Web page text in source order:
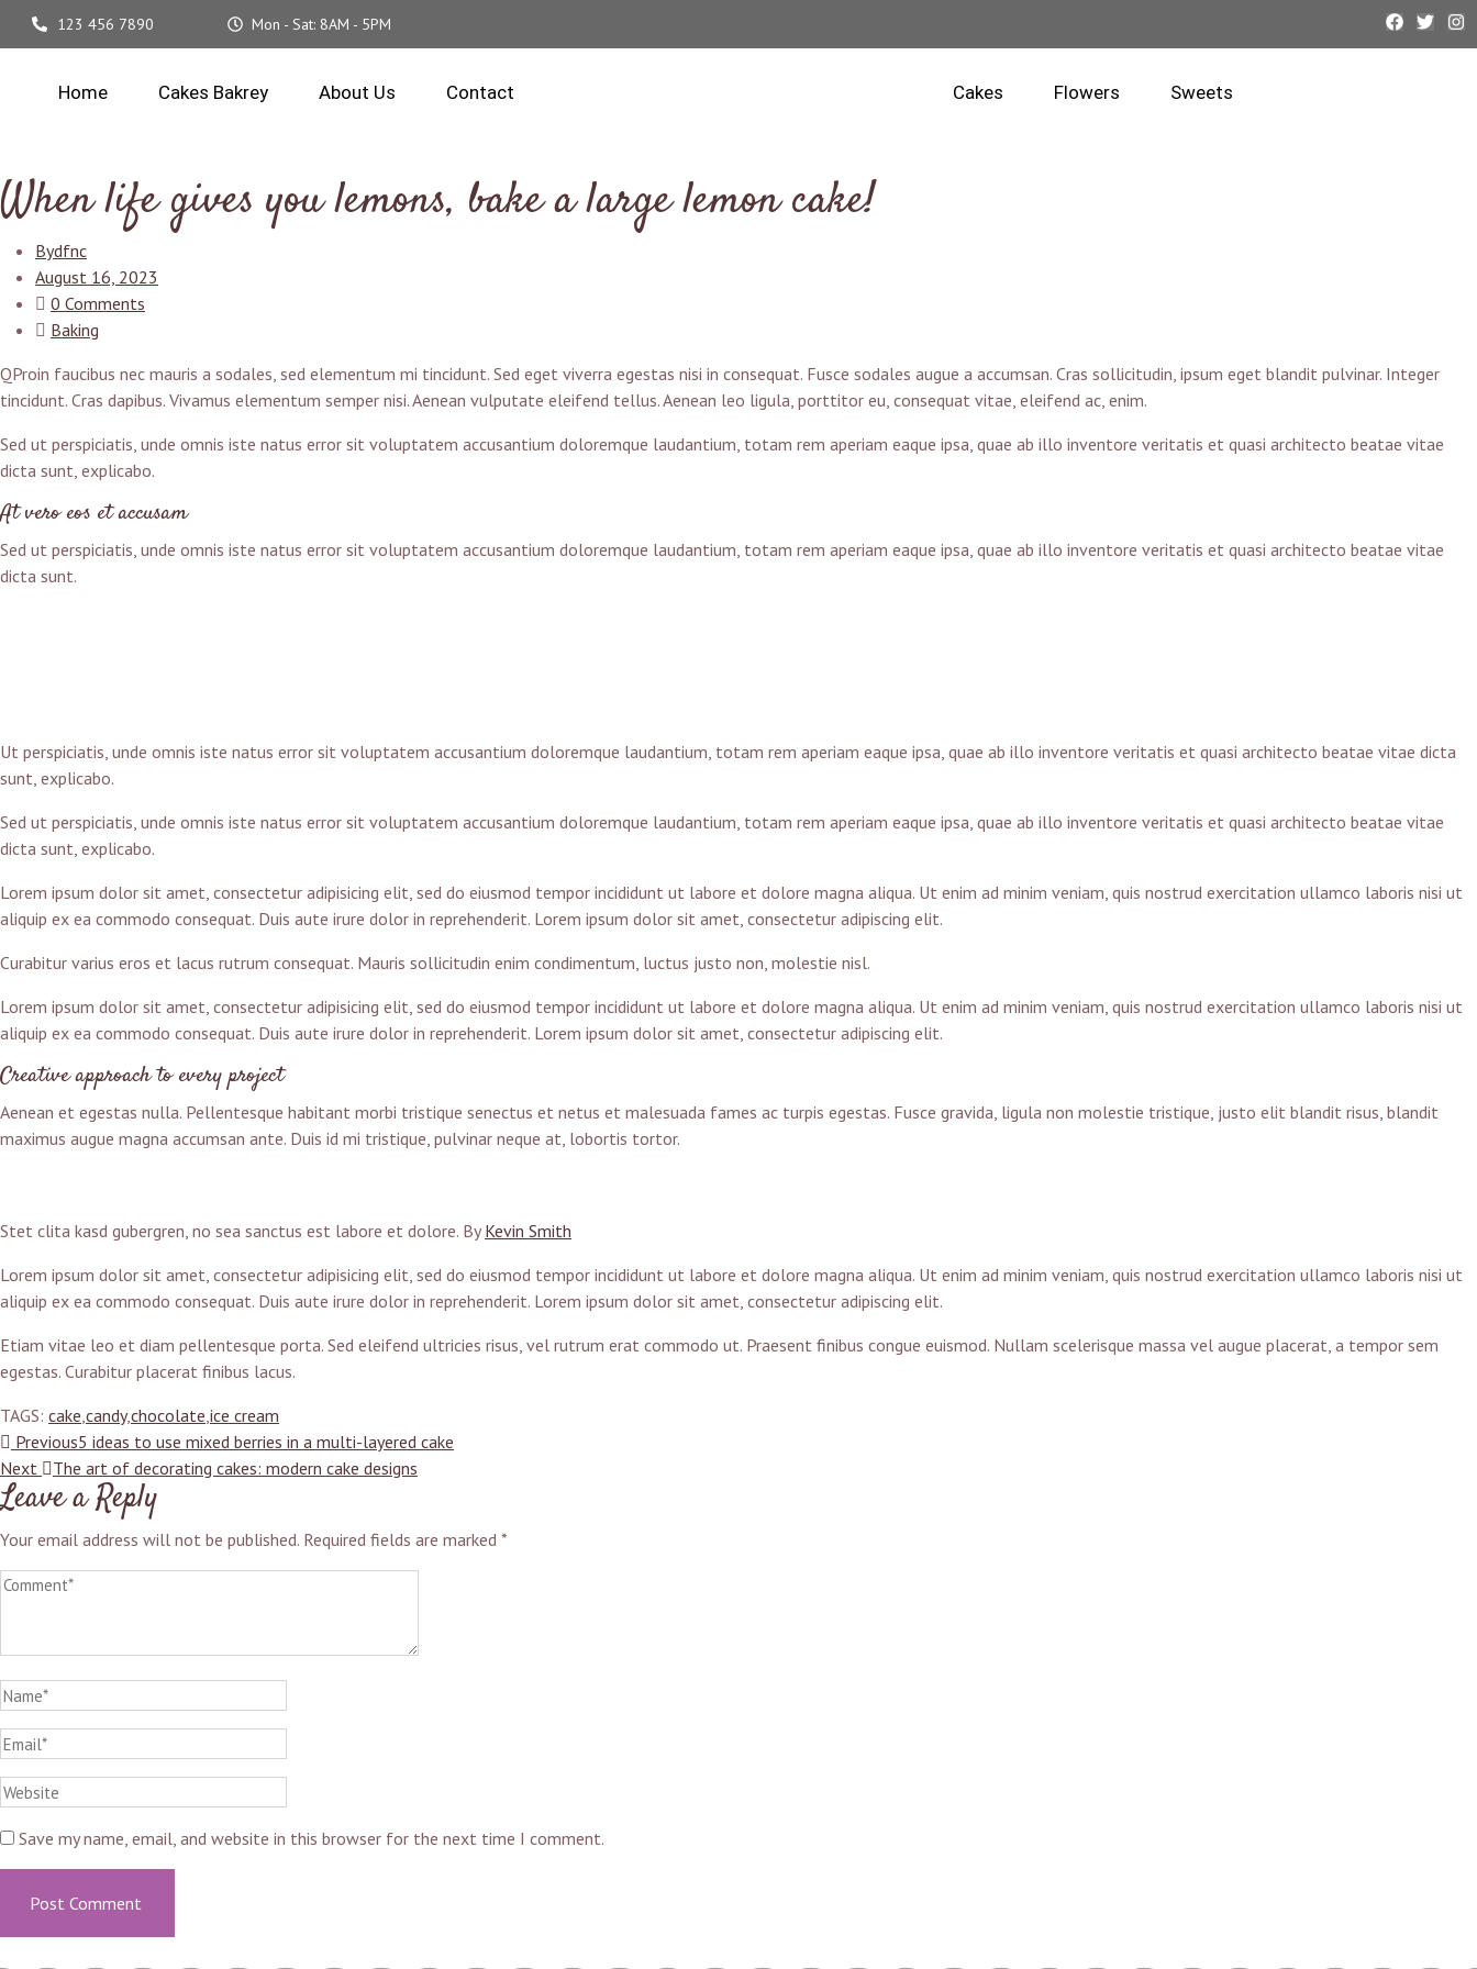
123 456 7890 Mon - Sat: 8AM - 5PM
Home Cakes Bakrey About Us Contact Cakes Flowers Sweets
When life gives you lemons, bake a large lemon cake!
Bydfnc
August 16, 2023
0 Comments
Baking
QProin faucibus nec mauris a sodales, sed elementum mi tincidunt. Sed eget viverra egestas nisi in consequat. Fusce sodales augue a accumsan. Cras sollicitudin, ipsum eget blandit pulvinar. Integer
tincidunt. Cras dapibus. Vivamus elementum semper nisi. Aenean vulputate eleifend tellus. Aenean leo ligula, porttitor eu, consequat vitae, eleifend ac, enim.
Sed ut perspiciatis, unde omnis iste natus error sit voluptatem accusantium doloremque laudantium, totam rem aperiam eaque ipsa, quae ab illo inventore veritatis et quasi architecto beatae vitae
dicta sunt, explicabo.
At vero eos et accusam
Sed ut perspiciatis, unde omnis iste natus error sit voluptatem accusantium doloremque laudantium, totam rem aperiam eaque ipsa, quae ab illo inventore veritatis et quasi architecto beatae vitae
dicta sunt.
Ut perspiciatis, unde omnis iste natus error sit voluptatem accusantium doloremque laudantium, totam rem aperiam eaque ipsa, quae ab illo inventore veritatis et quasi architecto beatae vitae dicta
sunt, explicabo.
Sed ut perspiciatis, unde omnis iste natus error sit voluptatem accusantium doloremque laudantium, totam rem aperiam eaque ipsa, quae ab illo inventore veritatis et quasi architecto beatae vitae
dicta sunt, explicabo.
Lorem ipsum dolor sit amet, consectetur adipisicing elit, sed do eiusmod tempor incididunt ut labore et dolore magna aliqua. Ut enim ad minim veniam, quis nostrud exercitation ullamco laboris nisi ut
aliquip ex ea commodo consequat. Duis aute irure dolor in reprehenderit. Lorem ipsum dolor sit amet, consectetur adipiscing elit.
Curabitur varius eros et lacus rutrum consequat. Mauris sollicitudin enim condimentum, luctus justo non, molestie nisl.
Lorem ipsum dolor sit amet, consectetur adipisicing elit, sed do eiusmod tempor incididunt ut labore et dolore magna aliqua. Ut enim ad minim veniam, quis nostrud exercitation ullamco laboris nisi ut
aliquip ex ea commodo consequat. Duis aute irure dolor in reprehenderit. Lorem ipsum dolor sit amet, consectetur adipiscing elit.
Creative approach to every project
Aenean et egestas nulla. Pellentesque habitant morbi tristique senectus et netus et malesuada fames ac turpis egestas. Fusce gravida, ligula non molestie tristique, justo elit blandit risus, blandit
maximus augue magna accumsan ante. Duis id mi tristique, pulvinar neque at, lobortis tortor.
Stet clita kasd gubergren, no sea sanctus est labore et dolore. By Kevin Smith
Lorem ipsum dolor sit amet, consectetur adipisicing elit, sed do eiusmod tempor incididunt ut labore et dolore magna aliqua. Ut enim ad minim veniam, quis nostrud exercitation ullamco laboris nisi ut
aliquip ex ea commodo consequat. Duis aute irure dolor in reprehenderit. Lorem ipsum dolor sit amet, consectetur adipiscing elit.
Etiam vitae leo et diam pellentesque porta. Sed eleifend ultricies risus, vel rutrum erat commodo ut. Praesent finibus congue euismod. Nullam scelerisque massa vel augue placerat, a tempor sem
egestas. Curabitur placerat finibus lacus.
TAGS: cake,candy,chocolate,ice cream
Previous5 ideas to use mixed berries in a multi-layered cake
Next
The art of decorating cakes: modern cake designs
Leave a Reply
Your email address will not be published. Required fields are marked *
Save my name, email, and website in this browser for the next time I comment.